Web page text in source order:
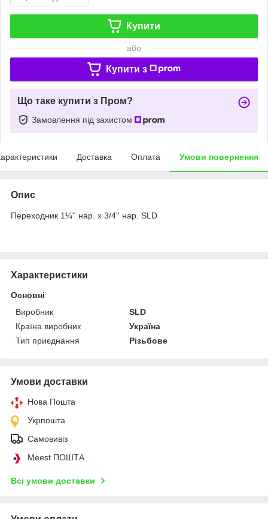
Купити
або
Купити з
Що таке купити з Пром?
Замовлення під захистом
Доставка Оплата Умови повернення
Опис
Переходник 1¼'' нар. x 3/4'' нар. SLD
Характеристики
Основні
Виробник
SLD
Країна виробник
Україна
Тип приєднання
Різьбове
Умови доставки
Нова Пошта
Укрпошта
Самовивіз
Meest ПОШТА
Всі умови доставки